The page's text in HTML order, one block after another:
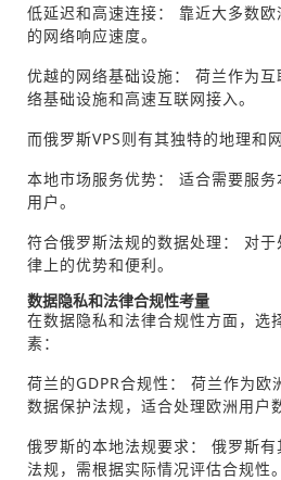
低延迟和高速连接： 靠近大多数
的网络响应速度。
优越的网络基础设施： 荷兰作为
络基础设施和高速互联网接入。
而俄罗斯VPS则有其独特的地理和
本地市场服务优势： 适合需要服
用户。
符合俄罗斯法规的数据处理： 对
律上的优势和便利。
数据隐私和法律合规性考量
在数据隐私和法律合规性方面，选
素：
荷兰的GDPR合规性： 荷兰作为欧
数据保护法规，适合处理欧洲用户
俄罗斯的本地法规要求： 俄罗斯
法规，需根据实际情况评估合规性。